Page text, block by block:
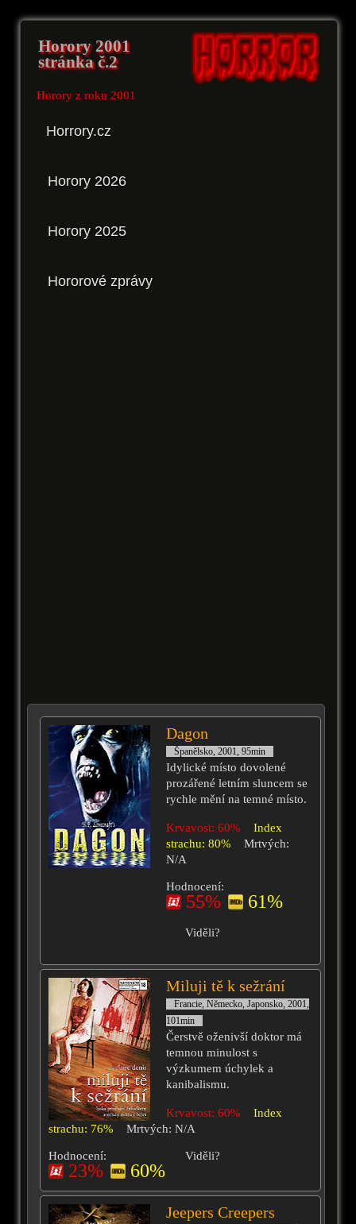
Horory 2001
stránka č.2
Horory z roku 2001
Horrory.cz
Horory 2026
Horory 2025
Hororové zprávy
Dagon
Španělsko, 2001, 95min
Idylické místo dovolené
prozářené letním sluncem se
rychle mění na temné místo.
Krvavost: 60%
Index
strachu: 80%
Mrtvých:
N/A
Hodnocení:
55% 61%
Viděli?
Miluji tě k sežrání
Francie, Německo, Japonsko, 2001,
101min
Čerstvě oženivší doktor má
temnou minulost s
výzkumem úchylek a
kanibalismu.
Krvavost: 60%
Index
strachu: 76%
Mrtvých: N/A
Hodnocení:
23% 60%
Viděli?
Jeepers Creepers